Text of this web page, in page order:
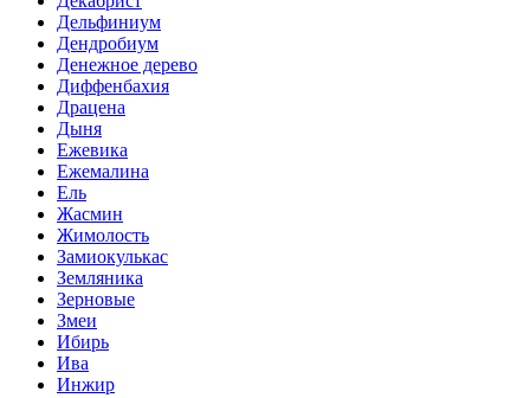
Дельфиниум
Дендробиум
Денежное дерево
Диффенбахия
Драцена
Дыня
Ежевика
Ежемалина
Ель
Жасмин
Жимолость
Замиокулькас
Земляника
Зерновые
Змеи
Ибирь
Ива
Инжир